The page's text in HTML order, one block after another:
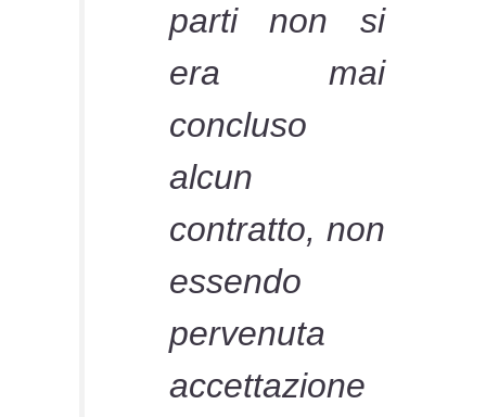
parti non si
era mai
concluso
alcun
contratto, non
essendo
pervenuta
accettazione